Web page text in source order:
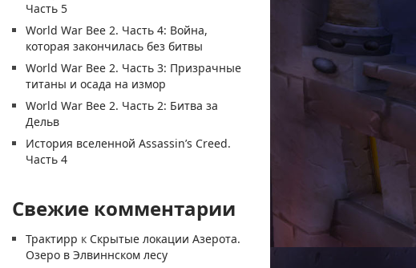
Часть 5
World War Bee 2. Часть 4: Война,
которая закончилась без битвы
World War Bee 2. Часть 3: Призрачные
титаны и осада на измор
World War Bee 2. Часть 2: Битва за
Дельв
История вселенной Assassin’s Creed.
Часть 4
Свежие комментарии
Трактирр к Скрытые локации Азерота.
Озеро в Элвиннском лесу